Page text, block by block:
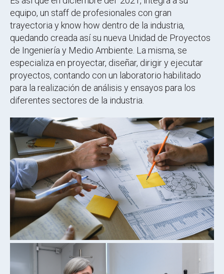
equipo, un staff de profesionales con gran
trayectoria y know how dentro de la industria,
quedando creada así su nueva Unidad de Proyectos
de Ingeniería y Medio Ambiente. La misma, se
especializa en proyectar, diseñar, dirigir y ejecutar
proyectos, contando con un laboratorio habilitado
para la realización de análisis y ensayos para los
diferentes sectores de la industria.